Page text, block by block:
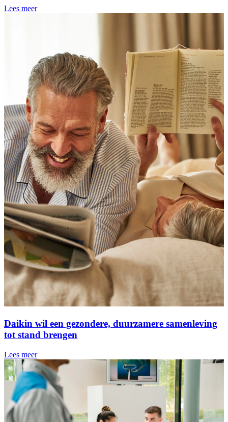
Lees meer
Daikin wil een gezondere, duurzamere samenleving
tot stand brengen
Lees meer